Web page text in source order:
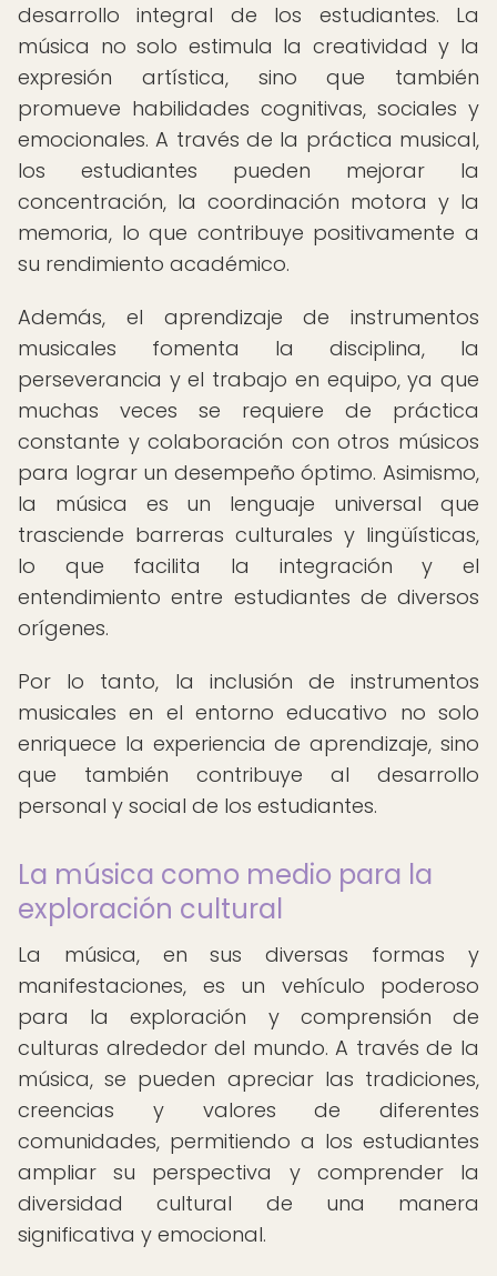
desarrollo integral de los estudiantes. La
música no solo estimula la creatividad y la
expresión artística, sino que también
promueve habilidades cognitivas, sociales y
emocionales. A través de la práctica musical,
los estudiantes pueden mejorar la
concentración, la coordinación motora y la
memoria, lo que contribuye positivamente a
su rendimiento académico.
Además, el aprendizaje de instrumentos
musicales fomenta la disciplina, la
perseverancia y el trabajo en equipo, ya que
muchas veces se requiere de práctica
constante y colaboración con otros músicos
para lograr un desempeño óptimo. Asimismo,
la música es un lenguaje universal que
trasciende barreras culturales y lingüísticas,
lo que facilita la integración y el
entendimiento entre estudiantes de diversos
orígenes.
Por lo tanto, la inclusión de instrumentos
musicales en el entorno educativo no solo
enriquece la experiencia de aprendizaje, sino
que también contribuye al desarrollo
personal y social de los estudiantes.
La música como medio para la
exploración cultural
La música, en sus diversas formas y
manifestaciones, es un vehículo poderoso
para la exploración y comprensión de
culturas alrededor del mundo. A través de la
música, se pueden apreciar las tradiciones,
creencias y valores de diferentes
comunidades, permitiendo a los estudiantes
ampliar su perspectiva y comprender la
diversidad cultural de una manera
significativa y emocional.